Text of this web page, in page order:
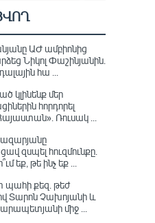
ԱԺ ամբիոնից
Նիկոլ Փաշինյանին․
հա ...
կլինենք մեր
հորդորել
Հայաստան»․ Ռուսակ ...
զսպել հուզմունքը.
եք, թե ինչ եք ...
պահի քեզ. թեժ
Տարոն Չախոյանի և
միջ ...